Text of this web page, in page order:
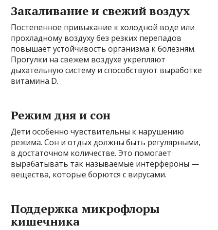
Закаливание и свежий воздух
Постепенное привыкание к холодной воде или
прохладному воздуху без резких перепадов
повышает устойчивость организма к болезням.
Прогулки на свежем воздухе укрепляют
дыхательную систему и способствуют выработке
витамина D.
Режим дня и сон
Дети особенно чувствительны к нарушению
режима. Сон и отдых должны быть регулярными,
в достаточном количестве. Это помогает
вырабатывать так называемые интерфероны —
вещества, которые борются с вирусами.
Поддержка микрофлоры
кишечника